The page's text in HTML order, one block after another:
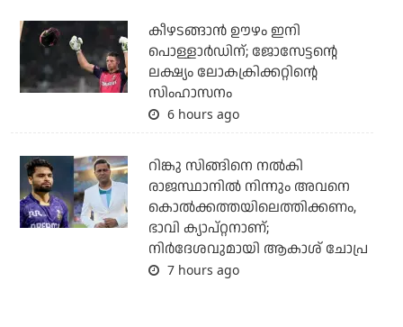
കീഴടങ്ങാന്‍ ഊഴം ഇനി
പൊള്ളാര്‍ഡിന്; ജോസേട്ടന്റെ
ലക്ഷ്യം ലോകക്രിക്കറ്റിന്റെ
സിംഹാസനം
6 hours ago
റിങ്കു സിങ്ങിനെ നൽകി
രാജസ്ഥാനിൽ നിന്നും അവനെ
കൊൽ‌ക്കത്തയിലെത്തിക്കണം,
ഭാവി ക്യാപ്റ്റനാണ്;
നിർദേശവുമായി ആകാശ് ചോപ്ര
7 hours ago